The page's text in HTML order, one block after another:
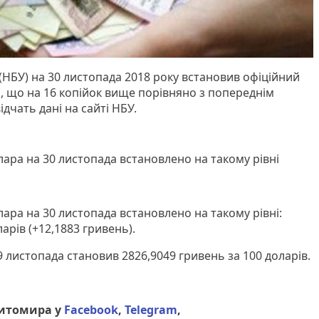
на 30 листопада 2018 року встановив офіційний
що на 16 копійок вище порівняно з попереднім
дані на сайті НБУ.
на 30 листопада встановлено на такому рівні
на 30 листопада встановлено на такому рівні:
(+12,1883 гривень).
становив 2826,9049 гривень за 100 доларів.
у Facebook,Telegram,